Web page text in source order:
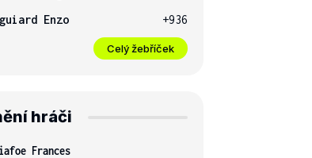
Enzo
+936
Celý žebříček
hráči
Frances